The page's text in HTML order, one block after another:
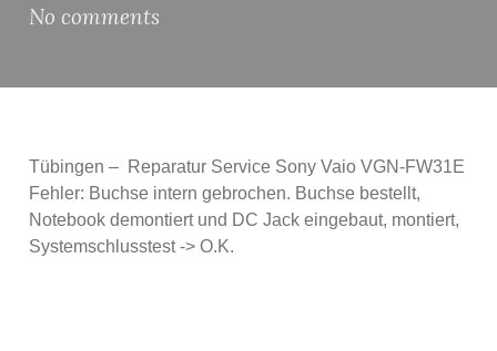
No comments
Tübingen – Reparatur Service Sony Vaio VGN-FW31E
Fehler: Buchse intern gebrochen. Buchse bestellt,
Notebook demontiert und DC Jack eingebaut, montiert,
Systemschlusstest -> O.K.